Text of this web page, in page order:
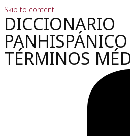
Skip to content
DICCIONARIO
TÉRMINOS